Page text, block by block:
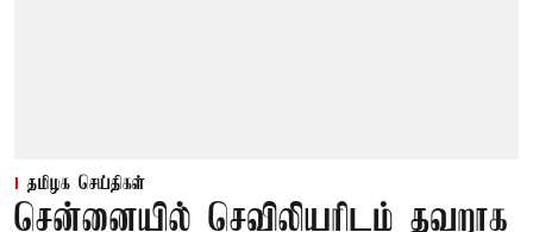
தமிழக செய்திகள்
சென்னையில் செவிலியரிடம் தவறாக